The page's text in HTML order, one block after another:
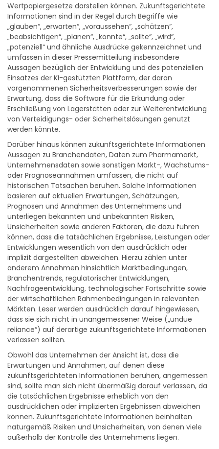
„zukunftsgerichtete Informationen“ im Sinne der geltenden
Wertpapiergesetze darstellen können. Zukunftsgerichtete
Informationen sind in der Regel durch Begriffe wie
„glauben“, „erwarten“, „voraussehen“, „schätzen“,
„beabsichtigen“, „planen“, „könnte“, „sollte“, „wird“,
„potenziell“ und ähnliche Ausdrücke gekennzeichnet und
umfassen in dieser Pressemitteilung insbesondere
Aussagen bezüglich der Entwicklung und des potenziellen
Einsatzes der KI-gestützten Plattform, der daran
vorgenommenen Sicherheitsverbesserungen sowie der
Erwartung, dass die Software für die Erkundung oder
Erschließung von Lagerstätten oder zur Weiterentwicklung
von Verteidigungs- oder Sicherheitslösungen genutzt
Darüber hinaus können zukunftsgerichtete Informationen
Aussagen zu Branchendaten, Daten zum Pharmamarkt,
Unternehmensdaten sowie sonstigen Markt-, Wachstums-
oder Prognoseannahmen umfassen, die nicht auf
historischen Tatsachen beruhen. Solche Informationen
basieren auf aktuellen Erwartungen, Schätzungen,
Prognosen und Annahmen des Unternehmens und
unterliegen bekannten und unbekannten Risiken,
Unsicherheiten sowie anderen Faktoren, die dazu führen
können, dass die tatsächlichen Ergebnisse, Leistungen oder
Entwicklungen wesentlich von den ausdrücklich oder
implizit dargestellten abweichen. Hierzu zählen unter
anderem Annahmen hinsichtlich Marktbedingungen,
Branchentrends, regulatorischer Entwicklungen,
Nachfrageentwicklung, technologischer Fortschritte sowie
der wirtschaftlichen Rahmenbedingungen in relevanten
Märkten. Leser werden ausdrücklich darauf hingewiesen,
dass sie sich nicht in unangemessener Weise („undue
reliance“) auf derartige zukunftsgerichtete Informationen
Obwohl das Unternehmen der Ansicht ist, dass die
Erwartungen und Annahmen, auf denen diese
zukunftsgerichteten Informationen beruhen, angemessen
sind, sollte man sich nicht übermäßig darauf verlassen, da
die tatsächlichen Ergebnisse erheblich von den
ausdrücklichen oder implizierten Ergebnissen abweichen
können. Zukunftsgerichtete Informationen beinhalten
naturgemäß Risiken und Unsicherheiten, von denen viele